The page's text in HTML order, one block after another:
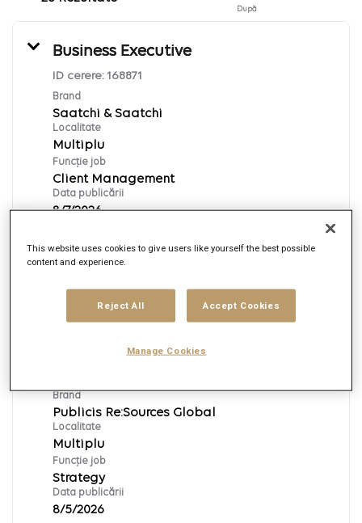
După
Business Executive
ID cerere: 168871
Brand
Saatchi & Saatchi
Localitate
Multiplu
Funcție job
Client Management
Data publicării
8/7/2026
Procurement-Senior Manager (ANZ)
Brand
Publicis Re:Sources Global
Localitate
Multiplu
Funcție job
Strategy
Data publicării
8/5/2026
This website uses cookies to give users like yourself the best possible
content and experience.
Reject All Accept Cookies
Manage Cookies